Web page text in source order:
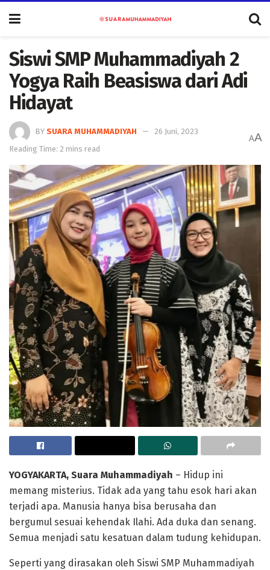
Siswi SMP Muhammadiyah 2
Yogya Raih Beasiswa dari Adi
Hidayat
BY SUARA MUHAMMADIYAH
26 Juni, 2023
Reading Time: 2 mins read
AA
YOGYAKARTA, Suara Muhammadiyah – Hidup ini
memang misterius. Tidak ada yang tahu esok hari akan
terjadi apa. Manusia hanya bisa berusaha dan
bergumul sesuai kehendak Ilahi. Ada duka dan senang.
Semua menjadi satu kesatuan dalam tudung kehidupan.
Seperti yang dirasakan oleh Siswi SMP Muhammadiyah